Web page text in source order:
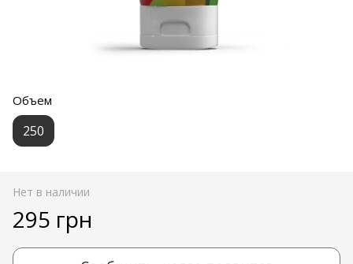
Объем
250
Нет в наличии
295 грн